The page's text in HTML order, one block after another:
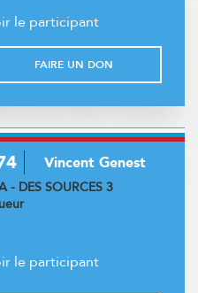
le participant
FAIRE UN DON
Vincent Genest
- DES SOURCES 3
le participant